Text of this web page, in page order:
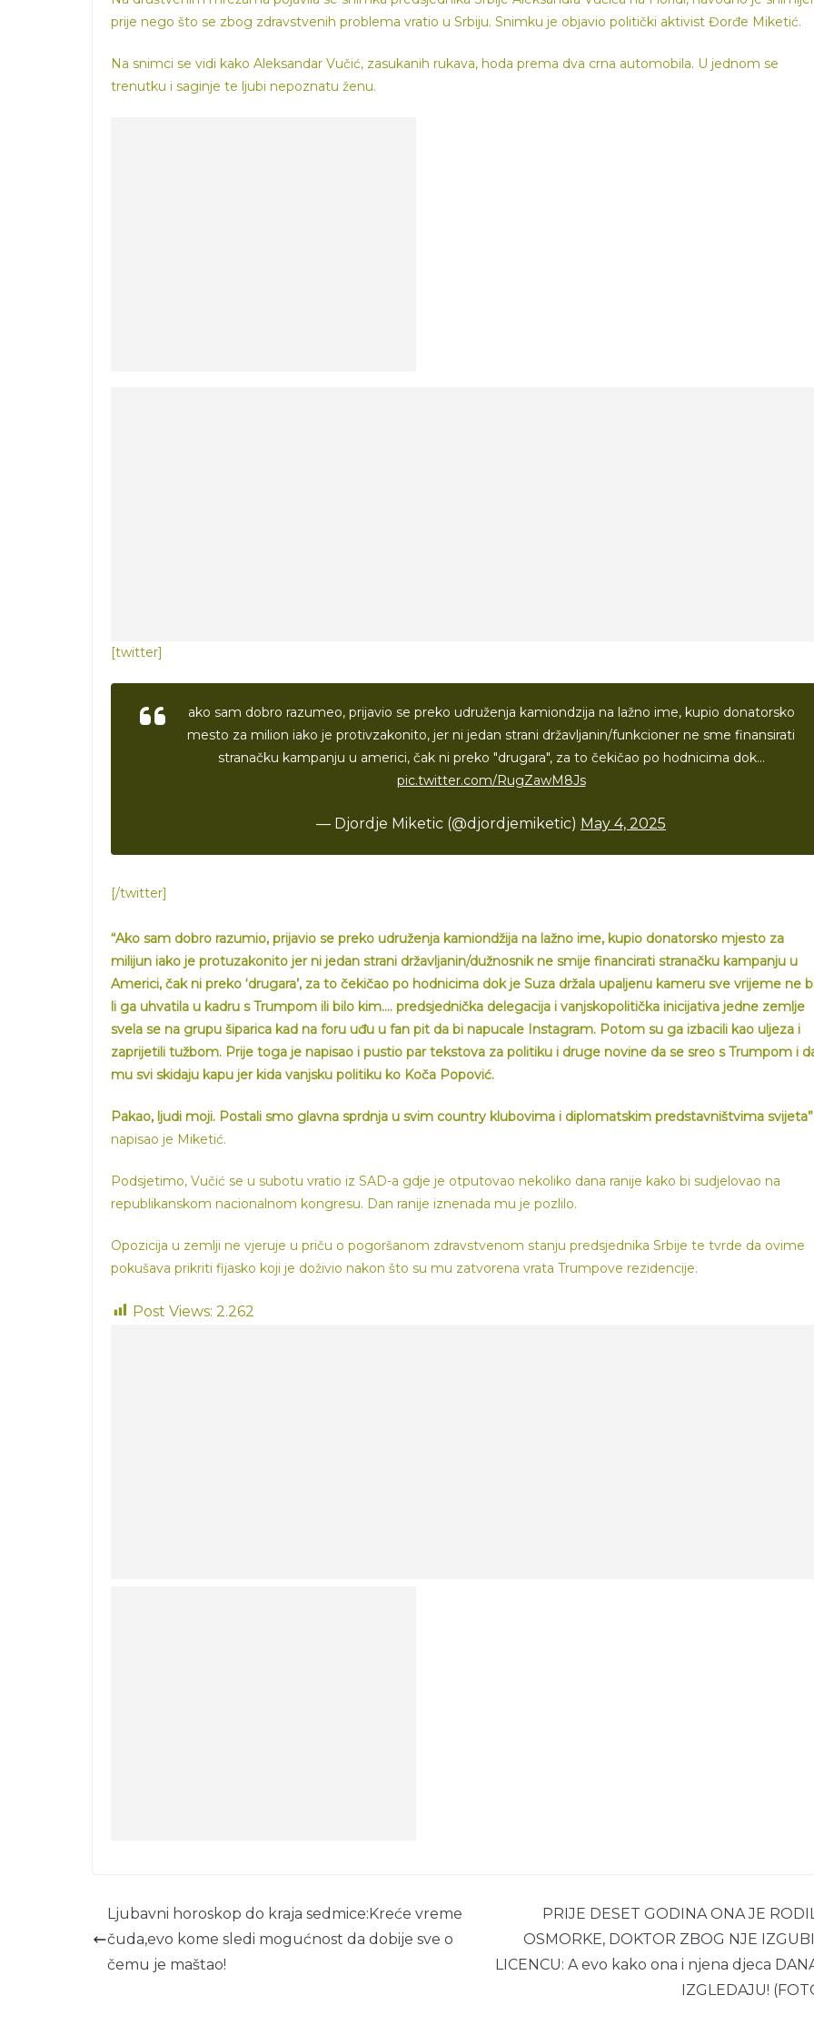
prije nego što se zbog zdravstvenih problema vratio u Srbiju. Snimku je objavio politički aktivist Đorđe Miketić.
Na snimci se vidi kako Aleksandar Vučić, zasukanih rukava, hoda prema dva crna automobila. U jednom se
trenutku i saginje te ljubi nepoznatu ženu.
[twitter]
ako sam dobro razumeo, prijavio se preko udruženja kamiondzija na lažno ime, kupio donatorsko
mesto za milion iako je protivzakonito, jer ni jedan strani državljanin/funkcioner ne sme finansirati
stranačku kampanju u americi, čak ni preko "drugara", za to čekičao po hodnicima dok…
pic.twitter.com/RugZawM8Js
— Djordje Miketic (@djordjemiketic) May 4, 2025
[/twitter]
“Ako sam dobro razumio, prijavio se preko udruženja kamiondžija na lažno ime, kupio donatorsko mjesto za
milijun iako je protuzakonito jer ni jedan strani državljanin/dužnosnik ne smije financirati stranačku kampanju u
Americi, čak ni preko ‘drugara’, za to čekičao po hodnicima dok je Suza držala upaljenu kameru sve vrijeme ne
li ga uhvatila u kadru s Trumpom ili bilo kim…. predsjednička delegacija i vanjskopolitička inicijativa jedne zemlje
svela se na grupu šiparica kad na foru uđu u fan pit da bi napucale Instagram. Potom su ga izbacili kao uljeza i
zaprijetili tužbom. Prije toga je napisao i pustio par tekstova za politiku i druge novine da se sreo s Trumpom i
mu svi skidaju kapu jer kida vanjsku politiku ko Koča Popović.
Pakao, ljudi moji. Postali smo glavna sprdnja u svim country klubovima i diplomatskim predstavništvima svijeta”
napisao je Miketić.
Podsjetimo, Vučić se u subotu vratio iz SAD-a gdje je otputovao nekoliko dana ranije kako bi sudjelovao na
republikanskom nacionalnom kongresu. Dan ranije iznenada mu je pozlilo.
Opozicija u zemlji ne vjeruje u priču o pogoršanom zdravstvenom stanju predsjednika Srbije te tvrde da ovime
pokušava prikriti fijasko koji je doživio nakon što su mu zatvorena vrata Trumpove rezidencije.
Post Views: 2.262
Ljubavni horoskop do kraja sedmice:Kreće vreme
čuda,evo kome sledi mogućnost da dobije sve o
čemu je maštao!
PRIJE DESET GODINA ONA JE
OSMORKE, DOKTOR ZBOG NJE
LICENCU: A evo kako ona i njena djeca
IZGLEDAJU!